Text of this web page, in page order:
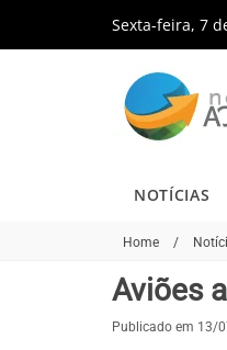
Sexta-feira, 7
NOTÍCIAS
Home /
Aviões
Publicado em 13/